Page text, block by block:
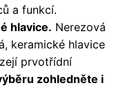
a funkcí.
hlavice. Nerezová
keramické hlavice
prvotřídní
zohledněte i